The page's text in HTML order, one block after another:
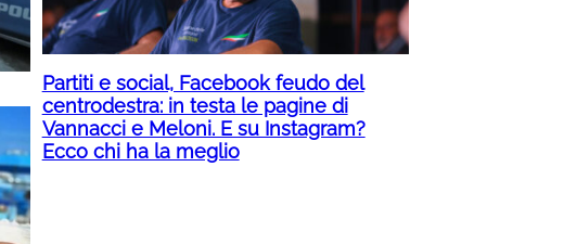
Partiti e social, Facebook feudo del
centrodestra: in testa le pagine di
Vannacci e Meloni. E su Instagram?
Ecco chi ha la meglio